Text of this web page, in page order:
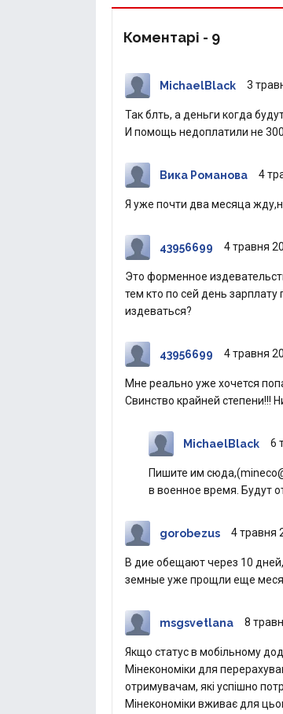
Коментарі - 9
MichaelBlack 3
Так блть, а деньги когда
И помощь недоплатили не
Вика Романова 4
Я уже почти два месяца
43956699 4 травня
Это форменное
тем кто по сей день
издеваться?
43956699 4 травня
Мне реально уже хочется
Свинство крайней степени!!!
MichaelBlack 6
Пишите им
в военное время. Будут
gorobezus 4 травня
В дие обещают через 10 дней,
земные уже прощли еще
msgsvetlana 8
Якщо статус в мобільному
Мінекономіки для
отримувачам, які успішно
Мінекономіки вживає для